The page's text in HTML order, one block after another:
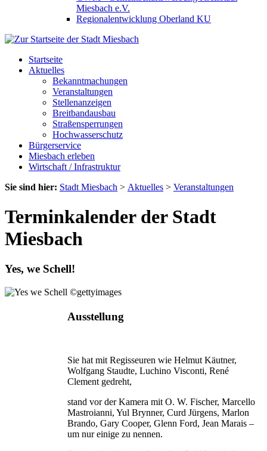
Miesbach e.V.
Regionalentwicklung Oberland KU
Startseite
Aktuelles
Bekanntmachungen
Veranstaltungen
Stellenanzeigen
Breitbandausbau
Straßensperrungen
Hochwasserschutz
Bürgerservice
Miesbach erleben
Wirtschaft / Infrastruktur
Sie sind hier: Stadt Miesbach > Aktuelles > Veranstaltungen
Terminkalender der Stadt
Miesbach
Yes, we Schell!
Ausstellung
Sie hat mit Regisseuren wie Helmut Käutner,
Wolfgang Staudte, Luchino Visconti, René
Clement gedreht,
stand vor der Kamera mit O. W. Fischer, Marcello
Mastroianni, Yul Brynner, Curd Jürgens, Marlon
Brando, Gary Cooper, Glenn Ford, Jean Marais –
um nur einige zu nennen.